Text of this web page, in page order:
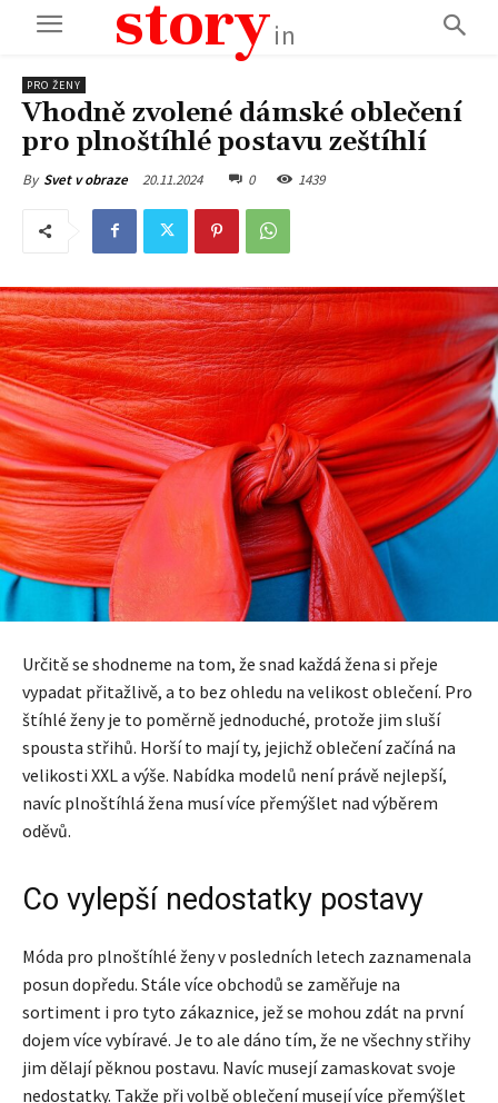
storyin
PRO ŽENY
Vhodně zvolené dámské oblečení
pro plnoštíhlé postavu zeštíhlí
By Svet v obraze 20.11.2024 0 1439
Určitě se shodneme na tom, že snad každá žena si přeje
vypadat přitažlivě, a to bez ohledu na velikost oblečení. Pro
štíhlé ženy je to poměrně jednoduché, protože jim sluší
spousta střihů. Horší to mají ty, jejichž oblečení začíná na
velikosti XXL a výše. Nabídka modelů není právě nejlepší,
navíc plnoštíhlá žena musí více přemýšlet nad výběrem
oděvů.
Co vylepší nedostatky postavy
Móda pro plnoštíhlé ženy v posledních letech zaznamenala
posun dopředu. Stále více obchodů se zaměřuje na
sortiment i pro tyto zákaznice, jež se mohou zdát na první
dojem více vybíravé. Je to ale dáno tím, že ne všechny střihy
jim dělají pěknou postavu. Navíc musejí zamaskovat svoje
nedostatky. Takže při volbě oblečení musejí více přemýšlet